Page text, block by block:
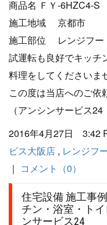
商品名 ＦＹ-6HZC4-S
施工地域 京都市
施工部位 レンジフー
試運転も良好でキッチ
料理をしてくださいま
この度は当店へのご依
（アンシンサービス
2016年4月27日 3:42
ビス大阪店 , レンジフ
｜ コメント（0）
住宅設備 施工事
チン・浴室・ト
ンサービス24